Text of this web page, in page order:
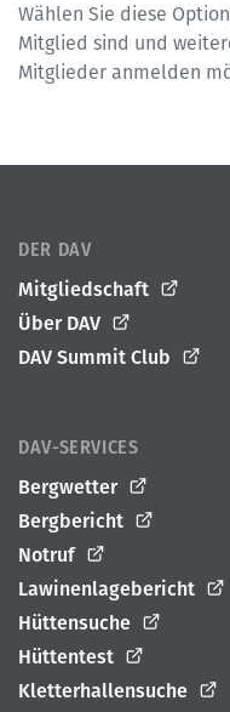
Wählen Sie diese
Mitglied sind und
Mitglieder anmelden
DER DAV
Mitgliedschaft
Über DAV
DAV Summit Club
DAV-SERVICES
Bergwetter
Bergbericht
Notruf
Lawinenlagebericht
Hüttensuche
Hüttentest
Kletterhallensuche